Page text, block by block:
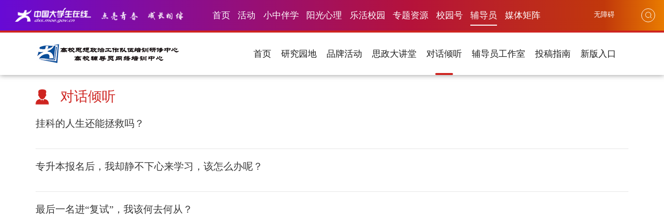
首页 活动 小中伴学 阳光心理 乐活校园 专题资源 校园号 辅导员 媒体矩阵 无障碍
首页 研究园地 品牌活动 思政大讲堂 对话倾听 辅导员工作室 投稿指南 新版入口
对话倾听
挂科的人生还能拯救吗？
专升本报名后，我却静不下心来学习，该怎么办呢？
最后一名进“复试”，我该何去何从？